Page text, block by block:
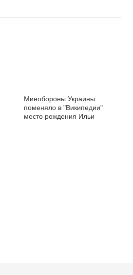
Минобороны Украины
поменяло в "Википедии"
место рождения Ильи